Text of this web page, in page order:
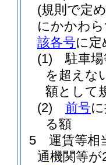
(規則で定
にかかわ
該各号に
(1)
駐車
を超えな
額として
(2)
前号
る額
5
運賃等相
通機関等